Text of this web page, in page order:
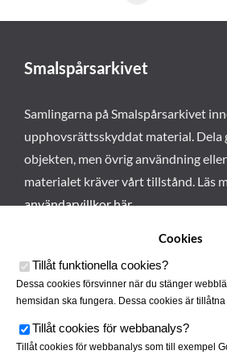
Smalspårsarkivet
Samlingarna på Smalspårsarkivet
upphovsrättsskyddat material. Dela
objekten, men övrig användning
materialet kräver vårt tillstånd. Läs
användarvillkor här.
Cookies
Tillåt funktionella cookies?
Dessa cookies försvinner när du stänger
hemsidan ska fungera. Dessa cookies är
Tillåt cookies för webbanalys?
Tillåt cookies för webbanalys som till exempel